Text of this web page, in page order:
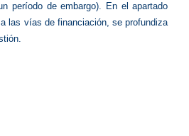
período de embargo). En el apartado
las vías de financiación, se profundiza